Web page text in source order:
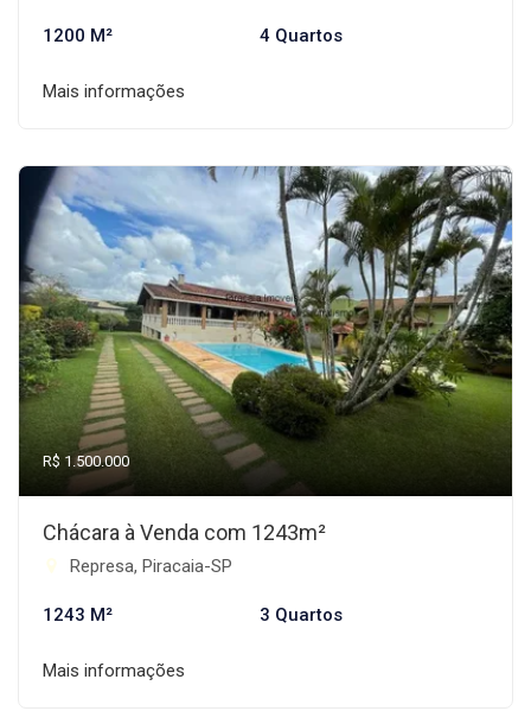
1200 M² 4 Quartos
Mais informações
R$ 1.500.000
Chácara à Venda com 1243m²
Represa, Piracaia-SP
1243 M² 3 Quartos
Mais informações